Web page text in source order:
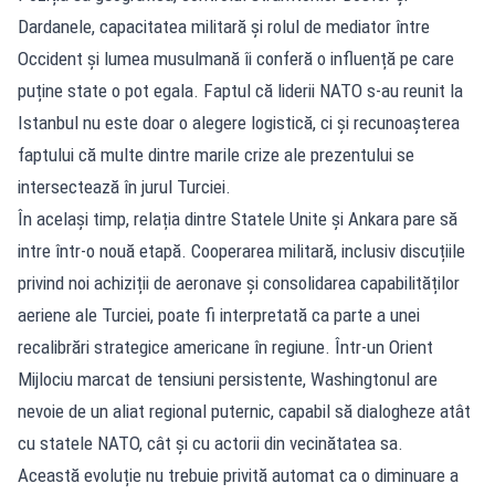
Dardanele, capacitatea militară și rolul de mediator între
Occident și lumea musulmană îi conferă o influență pe care
puține state o pot egala. Faptul că liderii NATO s-au reunit la
Istanbul nu este doar o alegere logistică, ci și recunoașterea
faptului că multe dintre marile crize ale prezentului se
intersectează în jurul Turciei.
În același timp, relația dintre Statele Unite și Ankara pare să
intre într-o nouă etapă. Cooperarea militară, inclusiv discuțiile
privind noi achiziții de aeronave și consolidarea capabilităților
aeriene ale Turciei, poate fi interpretată ca parte a unei
recalibrări strategice americane în regiune. Într-un Orient
Mijlociu marcat de tensiuni persistente, Washingtonul are
nevoie de un aliat regional puternic, capabil să dialogheze atât
cu statele NATO, cât și cu actorii din vecinătatea sa.
Această evoluție nu trebuie privită automat ca o diminuare a